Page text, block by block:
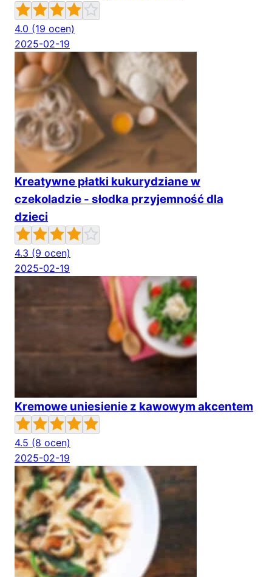
4.0 (19 ocen)
2025-02-19
Kreatywne płatki kukurydziane w
czekoladzie - słodka przyjemność dla
dzieci
4.3 (9 ocen)
2025-02-19
Kremowe uniesienie z kawowym akcentem
4.5 (8 ocen)
2025-02-19